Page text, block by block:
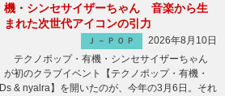
機・シンセサイザーちゃん 音楽から生
まれた次世代アイコンの引力
Ｊ－ＰＯＰ
2026年8月10日
テクノポップ・有機・シンセサイザーちゃん
が初のクラブイベント【テクノポップ・有機・
& nyalra】を開いたのが、今年の3月6日。それ